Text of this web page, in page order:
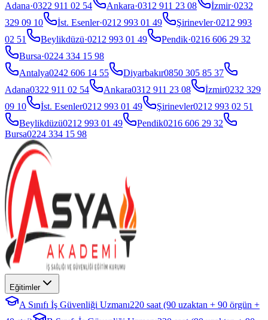
Adana·0322 911 02 54 Ankara·0312 911 23 08 İzmir·0232
329 09 10
İst. Esenler·0212 993 01 49 Şirinevler·0212 993
02 51
Beylikdüzü·0212 993 01 49 Pendik·0216 606 29 32
Bursa·0224 334 15 98
Antalya0242 606 14 55 Diyarbakır0850 305 85 37
Adana0322 911 02 54 Ankara0312 911 23 08 İzmir0232 329
09 10
İst. Esenler0212 993 01 49 Şirinevler0212 993 02 51
Beylikdüzü0212 993 01 49 Pendik0216 606 29 32
Bursa0224 334 15 98
Eğitimler
A Sınıfı İş Güvenliği Uzmanı220 saat (90 uzaktan + 90 örgün +